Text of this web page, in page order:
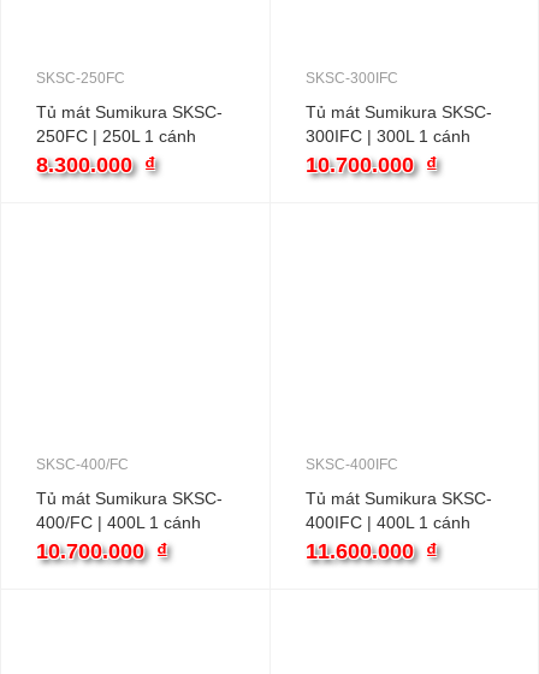
SKSC-250FC
Tủ mát Sumikura SKSC-
250FC | 250L 1 cánh
inverter
8.300.000 ₫
SKSC-300IFC
Tủ mát Sumikura SKSC-
300IFC | 300L 1 cánh
inverter
10.700.000 ₫
SKSC-400/FC
Tủ mát Sumikura SKSC-
400/FC | 400L 1 cánh
inverter
10.700.000 ₫
SKSC-400IFC
Tủ mát Sumikura SKSC-
400IFC | 400L 1 cánh
inverter
11.600.000 ₫